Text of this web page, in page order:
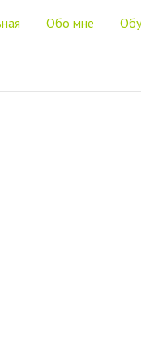
Обо мне